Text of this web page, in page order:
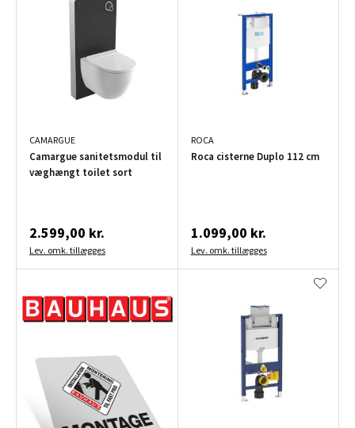
CAMARGUE
Camargue sanitetsmodul til
væghængt toilet sort
2.599,00 kr.
Lev. omk. tillægges
ROCA
Roca cisterne Duplo 112 cm
1.099,00 kr.
Lev. omk. tillægges